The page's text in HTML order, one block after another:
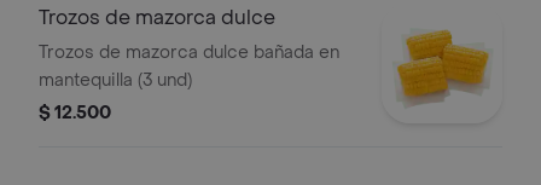
Trozos de mazorca dulce
Trozos de mazorca dulce bañada en
mantequilla (3 und)
$ 12.500